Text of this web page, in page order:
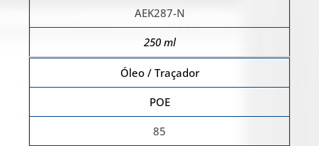
AEK287-N
250 ml
Óleo / Traçador
POE
85